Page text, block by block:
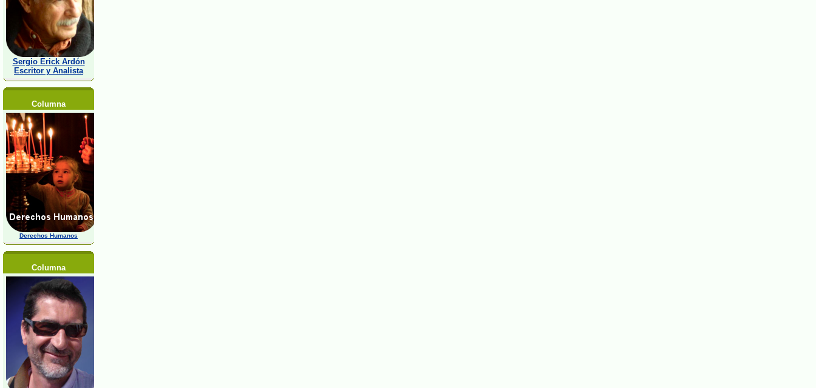
Sergio Erick Ardón
Escritor y Analista
Columna
Derechos Humanos
Columna